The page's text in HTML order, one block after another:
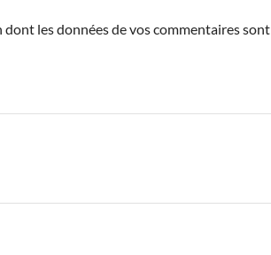
dont les données de vos commentaires sont